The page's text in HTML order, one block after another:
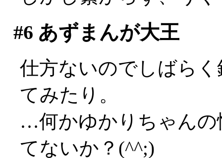
#6 あずまんが大王
仕方ないのでしばら
てみたり。
…何かゆかりちゃんの
てないか？(^^;)